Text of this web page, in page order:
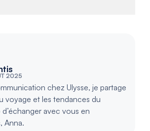
2025
chez Ulysse, je partage
voyage et les tendances du
avec vous en
Anna.